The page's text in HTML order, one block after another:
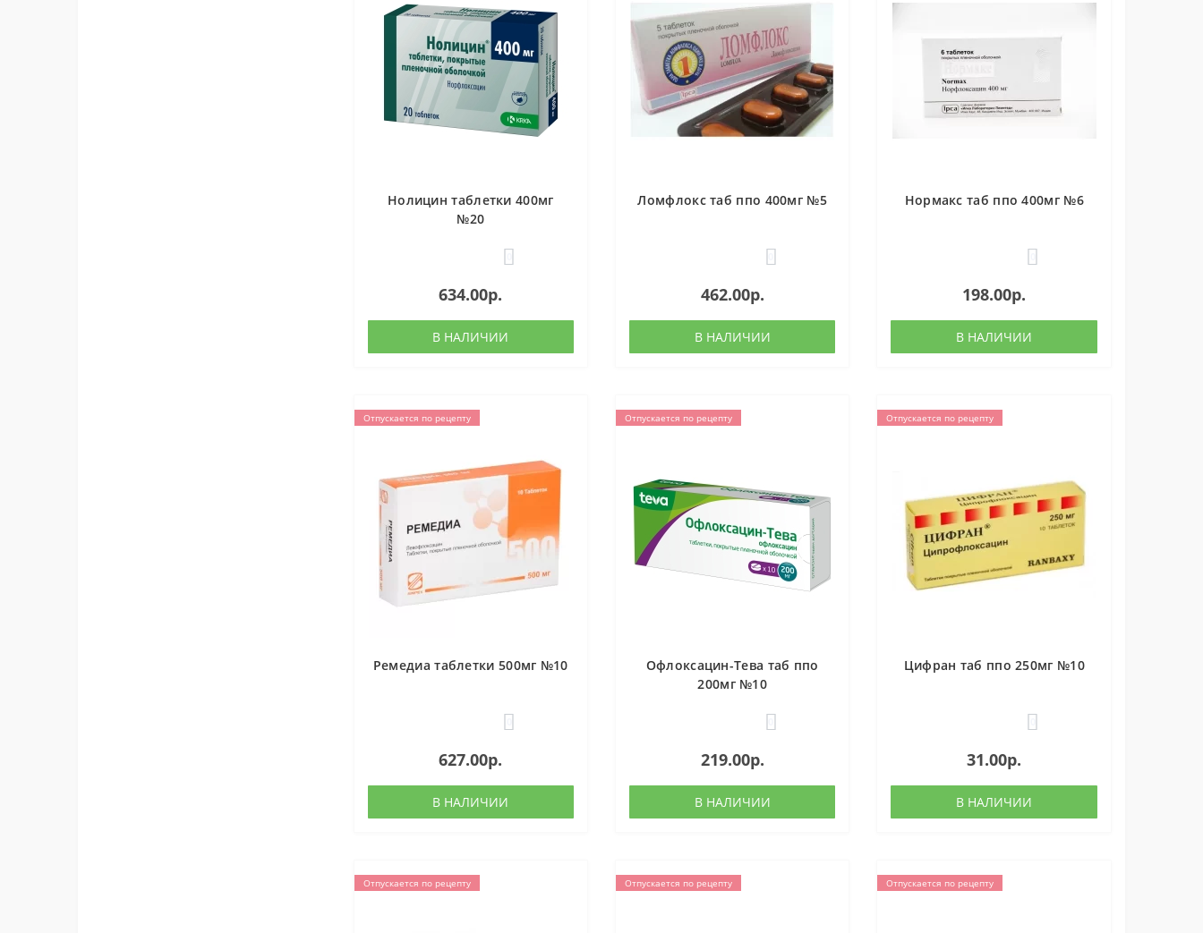
Нолицин таблетки 400мг
№20
634.00р.
В НАЛИЧИИ
Ломфлокс таб ппо 400мг №5
462.00р.
В НАЛИЧИИ
Нормакс таб ппо 400мг №6
198.00р.
В НАЛИЧИИ
Отпускается по рецепту
Ремедиа таблетки 500мг №10
627.00р.
В НАЛИЧИИ
Отпускается по рецепту
Офлоксацин-Тева таб ппо
200мг №10
219.00р.
В НАЛИЧИИ
Отпускается по рецепту
Цифран таб ппо 250мг №10
31.00р.
В НАЛИЧИИ
Отпускается по рецепту Отпускается по рецепту Отпускается по рецепту